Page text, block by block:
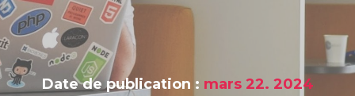
Date de publication : mars 22. 2024